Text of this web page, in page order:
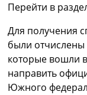
Перейти в
Для получения
были
которые вошли
направить
Южного